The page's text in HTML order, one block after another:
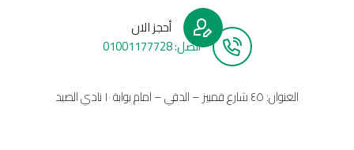
أحجز الان
أتصل: 01001177728
العنوان: ٤٥ شارع قمبيز – الدقي – امام بوابة ١٠ نادي الصيد